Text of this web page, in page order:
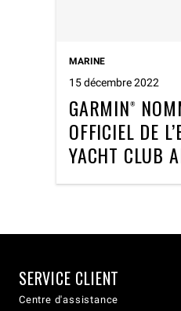
MARINE
15 décembre 2022
GARMIN®
OFFICIEL DE
YACHT CLUB
SERVICE CLIENT
Centre d'assistance